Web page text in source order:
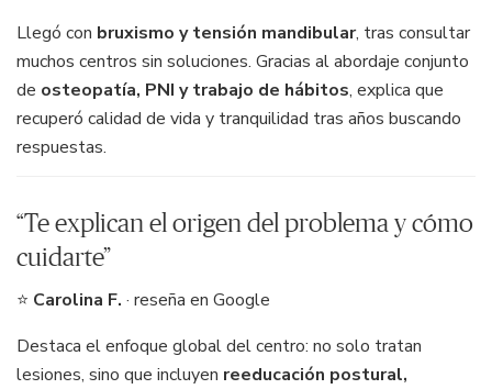
Llegó con bruxismo y tensión mandibular, tras consultar
muchos centros sin soluciones. Gracias al abordaje conjunto
de osteopatía, PNI y trabajo de hábitos, explica que
recuperó calidad de vida y tranquilidad tras años buscando
respuestas.
“Te explican el origen del problema y cómo
cuidarte”
⭐ Carolina F. · reseña en Google
Destaca el enfoque global del centro: no solo tratan
lesiones, sino que incluyen reeducación postural,